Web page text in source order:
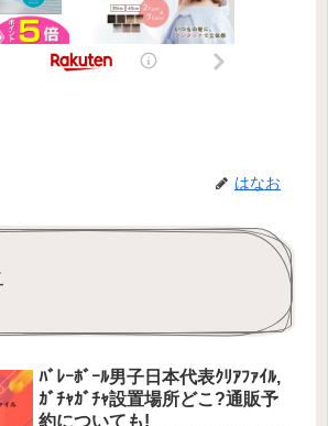
はなお
ﾊﾞﾚｰﾎﾞｰﾙ男子日本代表ｸﾘｱﾌｧｲﾙ,
ｶﾞﾁｬｶﾞﾁｬ設置場所どこ?通販予
約についても!